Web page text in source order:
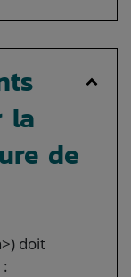
la
de
doit